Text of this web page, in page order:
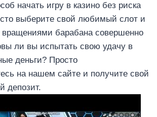
начать игру в казино без риска
выберите свой любимый слот и
вращениями барабана совершенно
ли вы испытать свою удачу в
деньги? Просто
на нашем сайте и получите свой
депозит.